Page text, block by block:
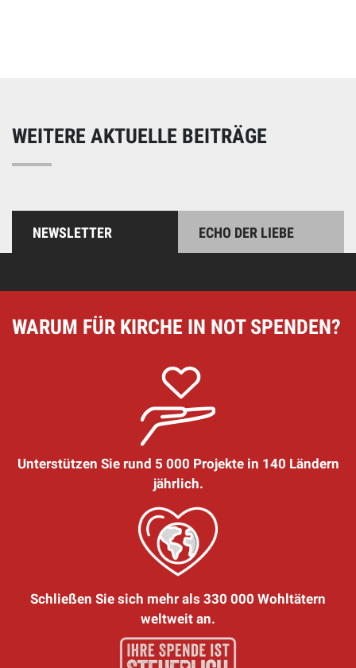
WEITERE AKTUELLE BEITRÄGE
NEWSLETTER ECHO DER LIEBE
WARUM FÜR KIRCHE IN NOT SPENDEN?
Unterstützen Sie rund 5 000 Projekte in 140 Ländern
jährlich.
Schließen Sie sich mehr als 330 000 Wohltätern
weltweit an.